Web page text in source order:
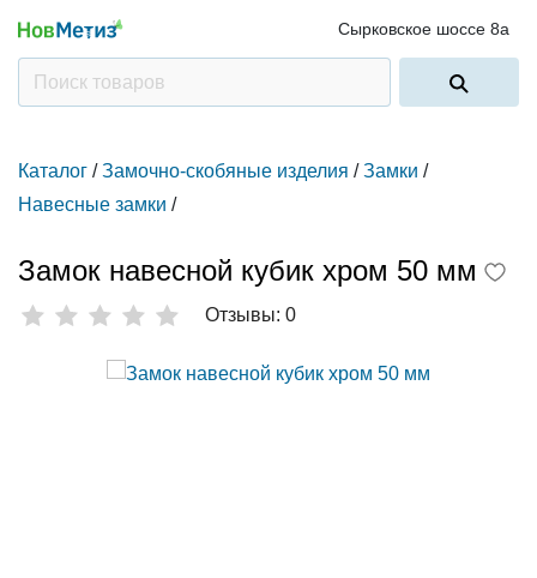
Сырковское шоссе 8а
Каталог / Замочно-скобяные изделия / Замки /
Навесные замки /
Замок навесной кубик хром 50 мм
Отзывы: 0